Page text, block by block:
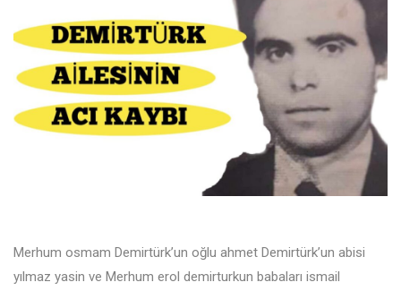
Merhum osmam Demirtürk’un oğlu ahmet Demirtürk’un abisi
yılmaz yasin ve Merhum erol demirturkun babaları ismail